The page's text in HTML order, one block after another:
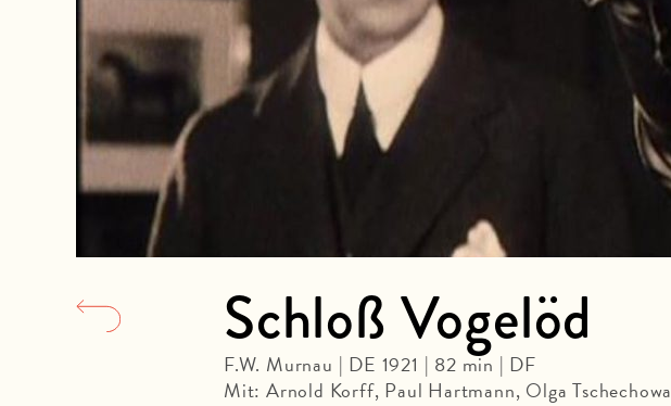
Schloß Vogelöd
F.W. Murnau | DE 1921 | 82 min | DF
Mit: Arnold Korff, Paul Hartmann, Olga Tschechowa